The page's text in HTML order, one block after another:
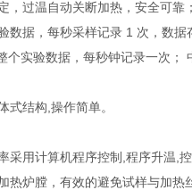
，过温自动关断加热，安全可靠
数据，每秒采样记录 1 次，数
个实验数据，每秒钟记录一次；
式结构,操作简单。
采用计算机程序控制,程序升温,
热炉膛，有效的避免试样与加热